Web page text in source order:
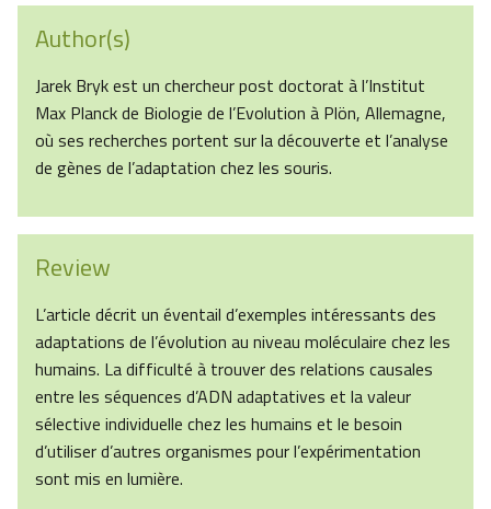
Author(s)
Jarek Bryk est un chercheur post doctorat à l’Institut
Max Planck de Biologie de l’Evolution à Plön, Allemagne,
où ses recherches portent sur la découverte et l’analyse
de gènes de l’adaptation chez les souris.
Review
L’article décrit un éventail d’exemples intéressants des
adaptations de l’évolution au niveau moléculaire chez les
humains. La difficulté à trouver des relations causales
entre les séquences d’ADN adaptatives et la valeur
sélective individuelle chez les humains et le besoin
d’utiliser d’autres organismes pour l’expérimentation
sont mis en lumière.